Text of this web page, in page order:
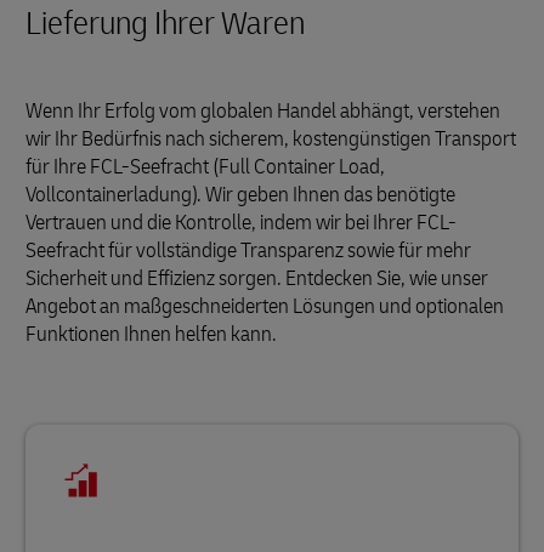
Lieferung Ihrer Waren
Wenn Ihr Erfolg vom globalen Handel abhängt, verstehen
wir Ihr Bedürfnis nach sicherem, kostengünstigen Transport
für Ihre FCL-Seefracht (Full Container Load,
Vollcontainerladung). Wir geben Ihnen das benötigte
Vertrauen und die Kontrolle, indem wir bei Ihrer FCL-
Seefracht für vollständige Transparenz sowie für mehr
Sicherheit und Effizienz sorgen. Entdecken Sie, wie unser
Angebot an maßgeschneiderten Lösungen und optionalen
Funktionen Ihnen helfen kann.